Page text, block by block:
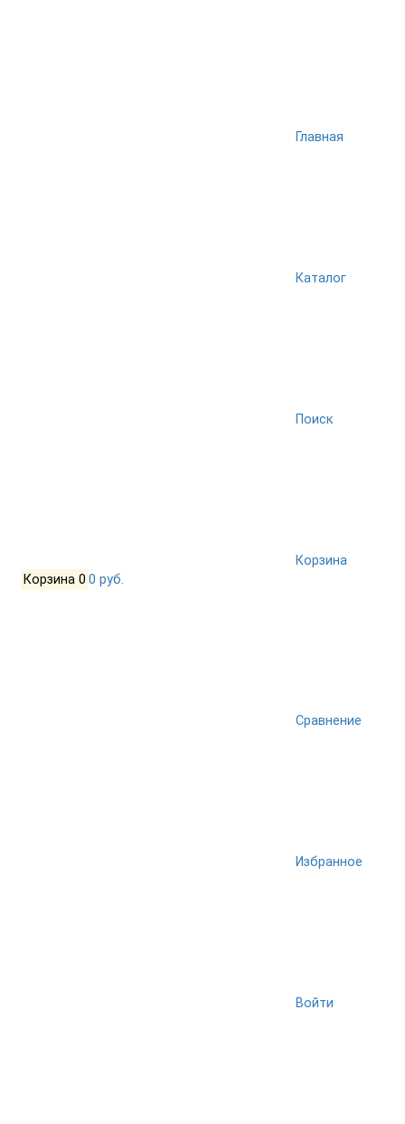
Главная
Каталог
Поиск
Корзина
Корзина 0 0 руб.
Сравнение
Избранное
Войти